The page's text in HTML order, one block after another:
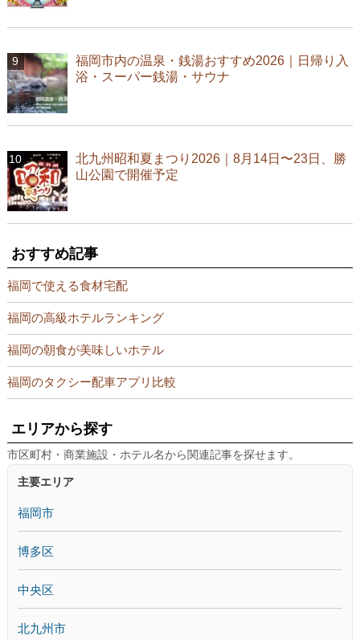
福岡市内の温泉・銭湯おすすめ2026｜日帰り入
浴・スーパー銭湯・サウナ
北九州昭和夏まつり2026｜8月14日〜23日、勝
山公園で開催予定
おすすめ記事
福岡で使える食材宅配
福岡の高級ホテルランキング
福岡の朝食が美味しいホテル
福岡のタクシー配車アプリ比較
エリアから探す
市区町村・商業施設・ホテル名から関連記事を探せます。
主要エリア
福岡市
博多区
中央区
北九州市